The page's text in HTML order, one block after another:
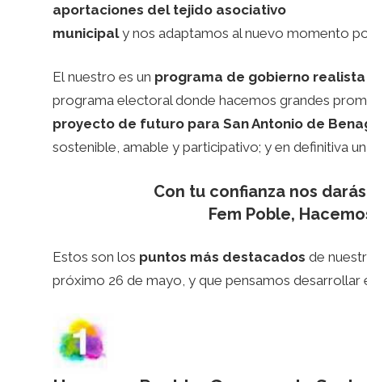
aportaciones del tejido asociativo
municipaly nos adaptamos al nuevo momento
El nuestro es un programa de gobierno realista
programa electoral donde hacemos grandes
proyecto de futuro para San Antonio de
sostenible, amable y participativo; y en definitiva
Con tu confianza nos
Fem Poble,
Estos son los puntos más destacados de
próximo 26 de mayo, y que pensamos desarrollar